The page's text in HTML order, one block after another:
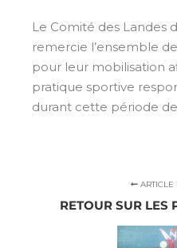
Le Comité des Landes
remercie l’ensemble
pour leur mobilisation
pratique sportive
durant cette période
ARTICLE
RETOUR SUR LES